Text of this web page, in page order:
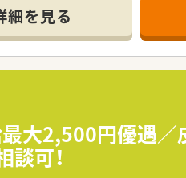
円から最大650万円までの高
日々の生活をサポートする
休みが2回あり、週休2日制
、監査、そして患者様への丁
識を深めながら、患者様の
おり、セルフメディケーシ
細を見る
大2,500円優遇
可！